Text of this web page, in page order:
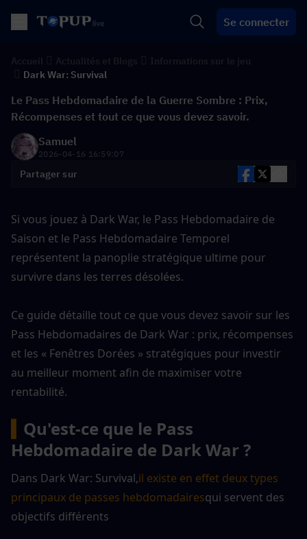
Se connecter
Dark War: Survival
Le Pass Hebdomadaire de la Guerre Sombre : Prix,
Récompenses et tout ce que vous devez savoir.
Samuel
2026-04-16 16:59:07
Partager sur
Si vous jouez à Dark War, le Pass Hebdomadaire de
Saison et le Pass Hebdomadaire Temporel
représentent la panoplie stratégique ultime pour
survivre dans les terres désolées.
Ce guide détaille tout ce que vous devez savoir sur les
Pass Hebdomadaires de Dark War : prix, récompenses
et les « Fenêtres Dorées » stratégiques pour investir
au meilleur moment afin de maximiser votre
rentabilité.
Qu'est-ce que le Pass
Hebdomadaire de Dark War ?
Dans Dark War: Survival,il existe en effet deux types
principaux de passes hebdomadairesqui servent des
objectifs différents